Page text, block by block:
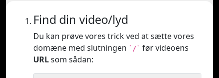
Find din video/lyd
Du kan prøve vores trick ved at sætte vores
domæne med slutningen `/` før videoens
URLsom sådan: